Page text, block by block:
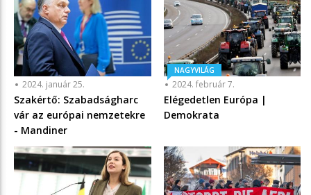
2024. január 25.
Szakértő: Szabadságharc
vár az európai nemzetekre
- Mandiner
NAGYVILÁG
2024. február 7.
Elégedetlen Európa |
Demokrata